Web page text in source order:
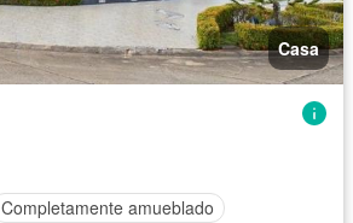
Casa
Completamente amueblado